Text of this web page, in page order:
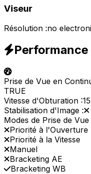
Viseur
Résolution :no
Performance
Prise de Vue en
TRUE
Vitesse d'Obturation :15
Stabilisation d'Image :
Modes de Prise de Vue
Priorité à l'Ouverture
Priorité à la Vitesse
Manuel
Bracketing AE
Bracketing WB